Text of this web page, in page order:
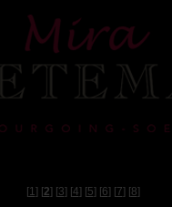
[1] [2] [3] [4] [5] [6] [7] [8]